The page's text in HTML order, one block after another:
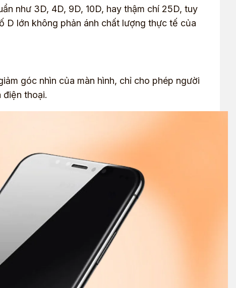
như 3D, 4D, 9D, 10D, hay thậm chí 25D, tuy
D lớn không phản ánh chất lượng thực tế của
góc nhìn của màn hình, chỉ cho phép người
điện thoại.